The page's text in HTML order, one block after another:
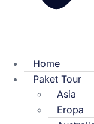
Home
Paket Tour
Asia
Eropa